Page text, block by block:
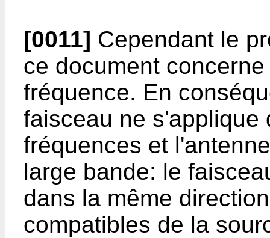
[0011] Cependant le
ce document
fréquence. En
faisceau ne s'applique
fréquences et
large bande: le
dans la même
compatibles de la